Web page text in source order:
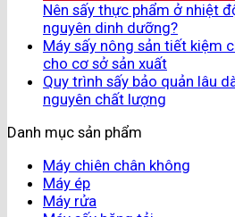
Nên sấy thực phẩm ở nhiệt
nguyên dinh dưỡng?
Máy sấy nông sản tiết kiệm
cho cơ sở sản xuất
Quy trình sấy bảo quản lâu
nguyên chất lượng
Danh mục sản phẩm
Máy chiên chân không
Máy ép
Máy rửa